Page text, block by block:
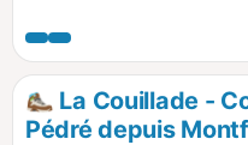
Voir aussi
au pied du Canigou,
Taurinya. Plusieurs point
Canigou.La Couillade -
Pédré depuis